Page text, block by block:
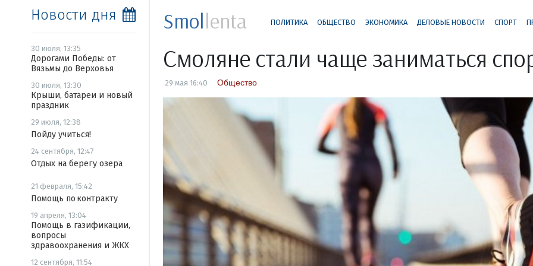
Новости дня
30 июля, 13:35
Дорогами Победы: от
Вязьмы до Верховья
30 июля, 13:30
Крыши, батареи и новый
праздник
29 июля, 12:38
Пойду учиться!
24 сентября, 12:47
Отдых на берегу озера
21 февраля, 15:42
Помощь по контракту
19 апреля, 13:04
Помощь в газификации,
вопросы
здравоохранения и ЖКХ
12 сентября, 11:54
Smollenta ПОЛИТИКА ОБЩЕСТВО ЭКОНОМИКА ДЕЛОВЫЕ НОВОСТИ СПОРТ
Смоляне стали чаще заниматься
29 мая 16:40 Общество